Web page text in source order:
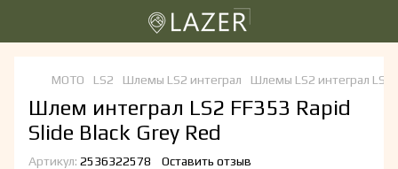
МОТО LS2 Шлемы LS2 интеграл Шлемы LS2 интеграл LS2
Шлем интеграл LS2 FF353 Rapid
Slide Black Grey Red
Артикул: 2536322578 Оставить отзыв